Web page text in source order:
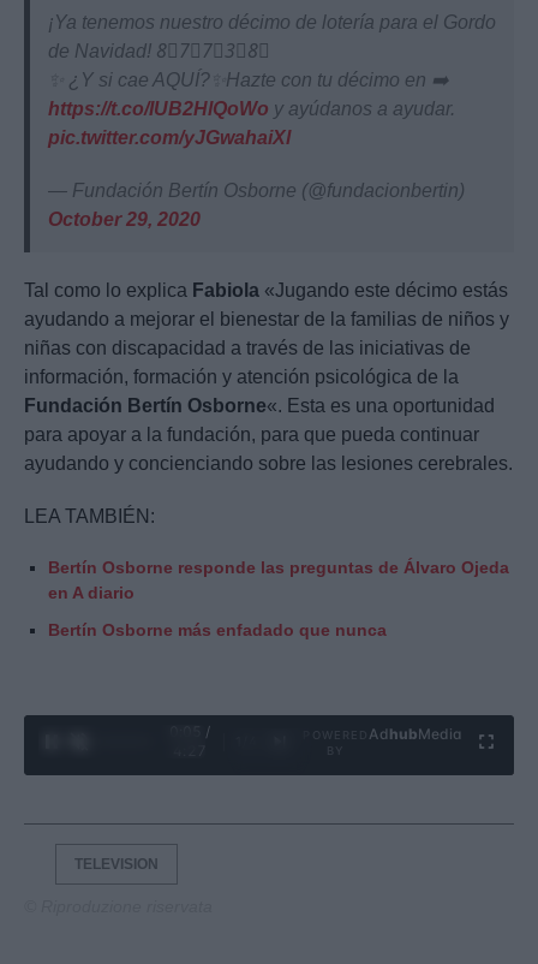
¡Ya tenemos nuestro décimo de lotería para el Gordo
de Navidad! 8⃣7⃣7⃣3⃣8⃣
✨ ¿Y si cae AQUÍ?✨Hazte con tu décimo en ➡️
https://t.co/IUB2HlQoWo y ayúdanos a ayudar.
pic.twitter.com/yJGwahaiXl
— Fundación Bertín Osborne (@fundacionbertin)
October 29, 2020
Tal como lo explica Fabiola «Jugando este décimo estás
ayudando a mejorar el bienestar de la familias de niños y
niñas con discapacidad a través de las iniciativas de
información, formación y atención psicológica de la
Fundación Bertín Osborne«. Esta es una oportunidad
para apoyar a la fundación, para que pueda continuar
ayudando y concienciando sobre las lesiones cerebrales.
LEA TAMBIÉN:
Bertín Osborne responde las preguntas de Álvaro Ojeda
en A diario
Bertín Osborne más enfadado que nunca
0:06 /
Ad hubMedia
TELEVISION